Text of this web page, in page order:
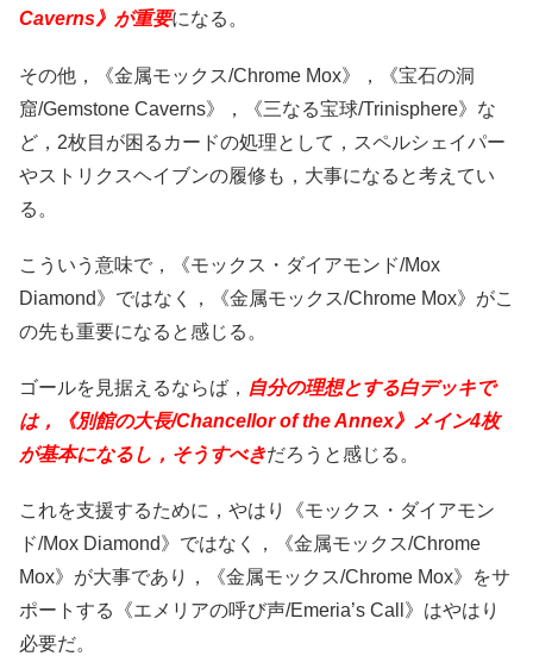
Caverns》が重要になる。
その他，《金属モックス/Chrome Mox》，《宝石の洞
窟/Gemstone Caverns》，《三なる宝球/Trinisphere》な
ど，2枚目が困るカードの処理として，スペルシェイパー
やストリクスヘイブンの履修も，大事になると考えてい
る。
こういう意味で，《モックス・ダイアモンド/Mox
Diamond》ではなく，《金属モックス/Chrome Mox》がこ
の先も重要になると感じる。
ゴールを見据えるならば， 自分の理想とする白デッキで
は，《別館の大長/Chancellor of the Annex》メイン4枚
が基本になるし，そうすべきだろうと感じる。
これを支援するために，やはり《モックス・ダイアモン
ド/Mox Diamond》ではなく，《金属モックス/Chrome
Mox》が大事であり，《金属モックス/Chrome Mox》をサ
ポートする《エメリアの呼び声/Emeria’s Call》はやはり
必要だ。